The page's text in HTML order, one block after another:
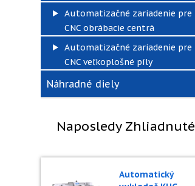
Automatizačné zariadenie pre
CNC obrábacie centrá
Automatizačné zariadenie pre
CNC veľkoplošné píly
Náhradné diely
Naposledy Zhliadnuté
Automatický